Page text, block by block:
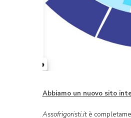
Abbiamo un nuovo sito
Assofrigoristi.itè